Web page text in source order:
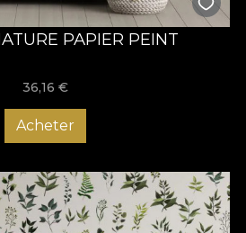
PAPIER PEINT
36,16 €
Acheter